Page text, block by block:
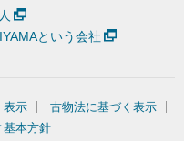
という会社
表示
古物法に基づく表示
基本方針